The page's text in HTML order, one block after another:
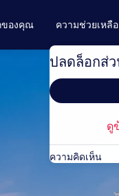
ของคุณ ความช่วยเหลือ
ปลดล็อกส่
ดู
ความคิดเห็น